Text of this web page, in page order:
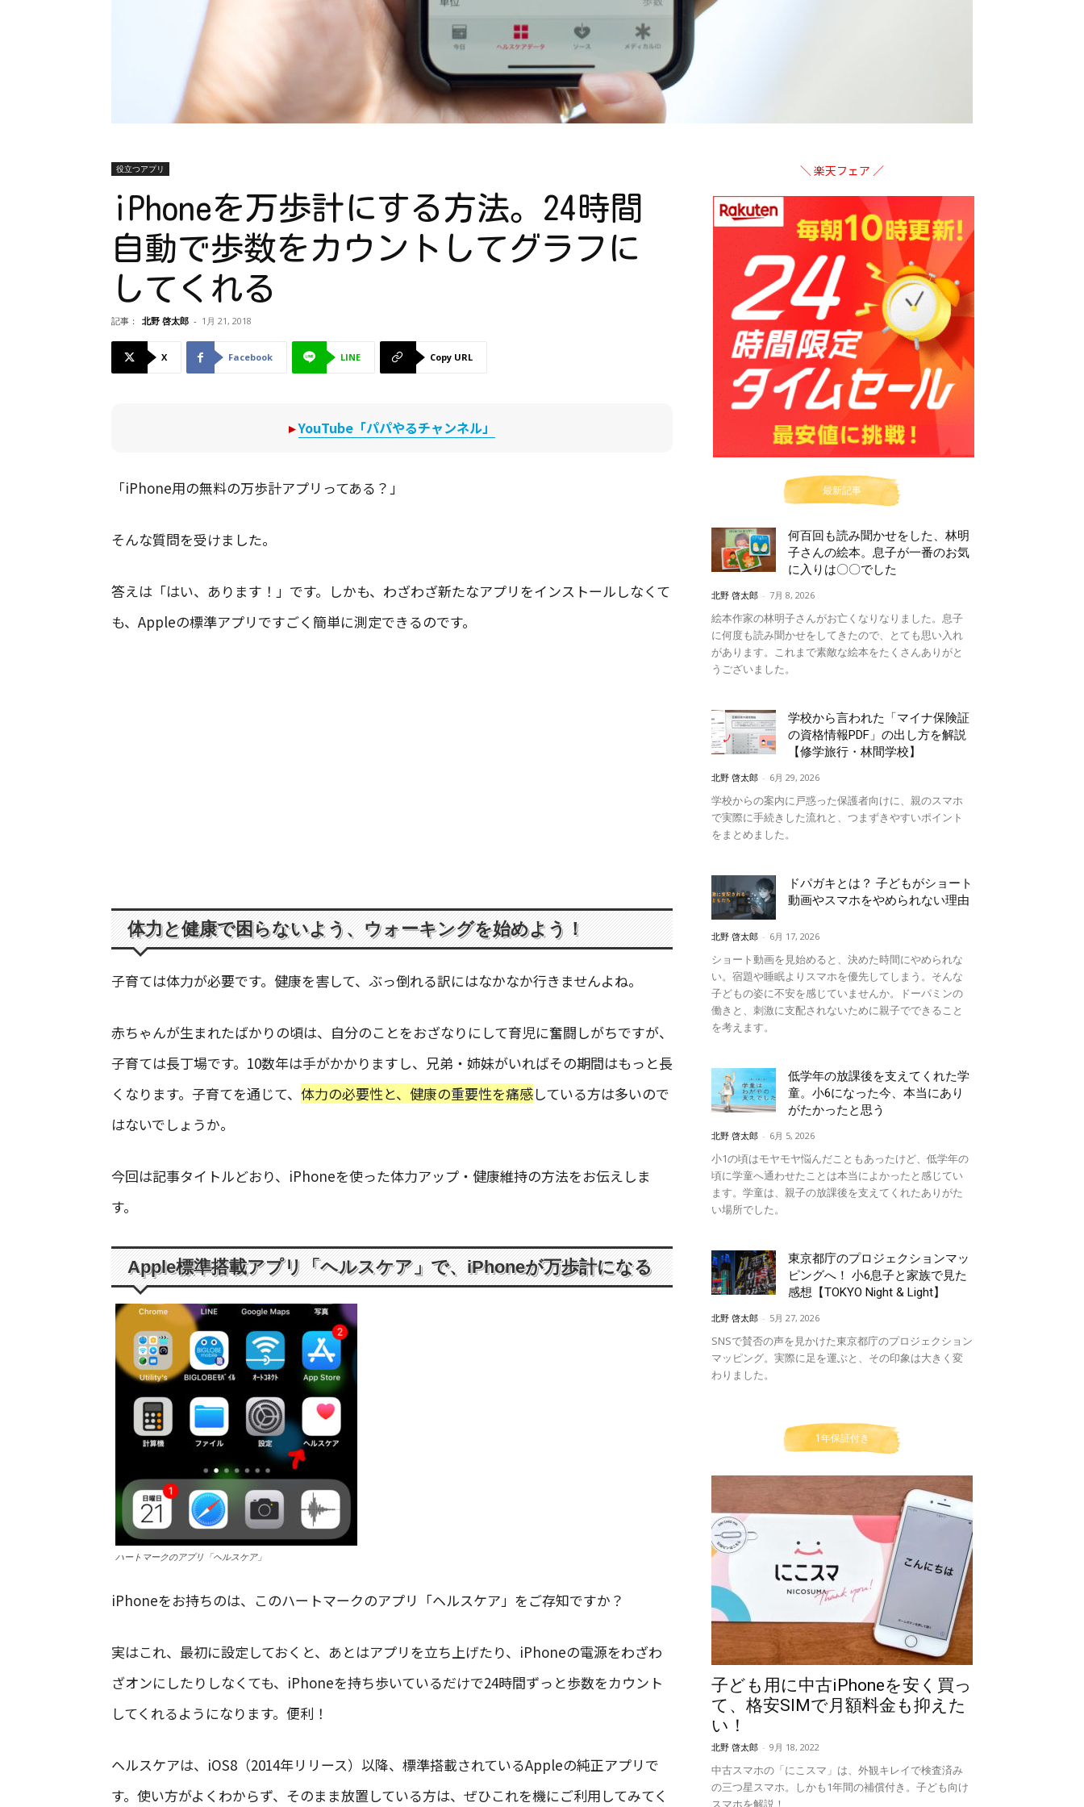
役立つアプリ
iPhoneを万歩計にする方法。24時間
自動で歩数をカウントしてグラフに
してくれる
記事： 北野 啓太郎 - 1月 21, 2018
X Facebook LINE Copy URL
▸YouTube「パパやるチャンネル」
「iPhone用の無料の万歩計アプリってある？」
そんな質問を受けました。
答えは「はい、あります！」です。しかも、わざわざ新たなアプリをインストールしなくて
も、Appleの標準アプリですごく簡単に測定できるのです。
体力と健康で困らないよう、ウォーキングを始めよう！
子育ては体力が必要です。健康を害して、ぶっ倒れる訳にはなかなか行きませんよね。
赤ちゃんが生まれたばかりの頃は、自分のことをおざなりにして育児に奮闘しがちですが、
子育ては長丁場です。10数年は手がかかりますし、兄弟・姉妹がいればその期間はもっと長
くなります。子育てを通じて、 体力の必要性と、健康の重要性を痛感している方は多いので
はないでしょうか。
今回は記事タイトルどおり、iPhoneを使った体力アップ・健康維持の方法をお伝えしま
す。
Apple標準搭載アプリ「ヘルスケア」で、iPhoneが万歩計になる
ハートマークのアプリ「ヘルスケア」
iPhoneをお持ちのは、このハートマークのアプリ「ヘルスケア」をご存知ですか？
実はこれ、最初に設定しておくと、あとはアプリを立ち上げたり、iPhoneの電源をわざわ
ざオンにしたりしなくても、iPhoneを持ち歩いているだけで24時間ずっと歩数をカウント
してくれるようになります。便利！
ヘルスケアは、iOS8（2014年リリース）以降、標準搭載されているAppleの純正アプリで
す。使い方がよくわからず、そのまま放置している方は、ぜひこれを機にご利用してみてく
＼ 楽天フェア ／
最新記事
何百回も読み聞かせをした、林明
子さんの絵本。息子が一番のお気
に入りは〇〇でした
北野 啓太郎 - 7月 8, 2026
絵本作家の林明子さんがお亡くなりなりました。息子
に何度も読み聞かせをしてきたので、とても思い入れ
があります。これまで素敵な絵本をたくさんありがと
うございました。
学校から言われた「マイナ保険証
の資格情報PDF」の出し方を解説
【修学旅行・林間学校】
北野 啓太郎 - 6月 29, 2026
学校からの案内に戸惑った保護者向けに、親のスマホ
で実際に手続きした流れと、つまずきやすいポイント
をまとめました。
ドパガキとは？ 子どもがショート
動画やスマホをやめられない理由
北野 啓太郎 - 6月 17, 2026
ショート動画を見始めると、決めた時間にやめられな
い。宿題や睡眠よりスマホを優先してしまう。そんな
子どもの姿に不安を感じていませんか。ドーパミンの
働きと、刺激に支配されないために親子でできること
を考えます。
低学年の放課後を支えてくれた学
童。小6になった今、本当にあり
がたかったと思う
北野 啓太郎 - 6月 5, 2026
小1の頃はモヤモヤ悩んだこともあったけど、低学年の
頃に学童へ通わせたことは本当によかったと感じてい
ます。学童は、親子の放課後を支えてくれたありがた
い場所でした。
東京都庁のプロジェクションマッ
ピングへ！ 小6息子と家族で見た
感想【TOKYO Night & Light】
北野 啓太郎 - 5月 27, 2026
SNSで賛否の声を見かけた東京都庁のプロジェクション
マッピング。実際に足を運ぶと、その印象は大きく変
わりました。
1年保証付き
子ども用に中古iPhoneを安く買っ
て、格安SIMで月額料金も抑えた
い！
北野 啓太郎 - 9月 18, 2022
中古スマホの「にこスマ」は、外観キレイで検査済み
の三つ星スマホ。しかも1年間の補償付き。子ども向け
スマホを解説！